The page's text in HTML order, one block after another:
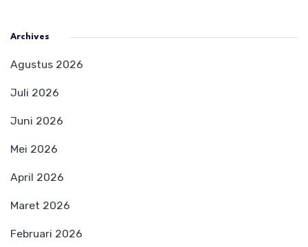
Archives
Agustus 2026
Juli 2026
Juni 2026
Mei 2026
April 2026
Maret 2026
Februari 2026